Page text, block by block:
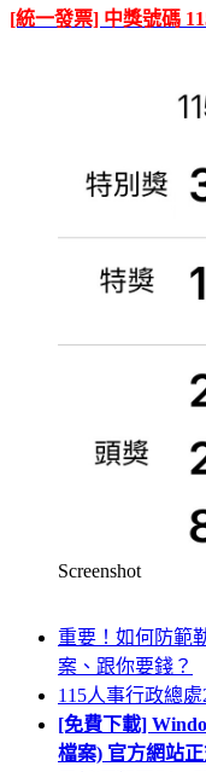
[統一發票] 中獎號碼
Screenshot
重要！如何防範
案、跟你要錢？
115人事行政總
[免費下載]
檔案) 官方網站